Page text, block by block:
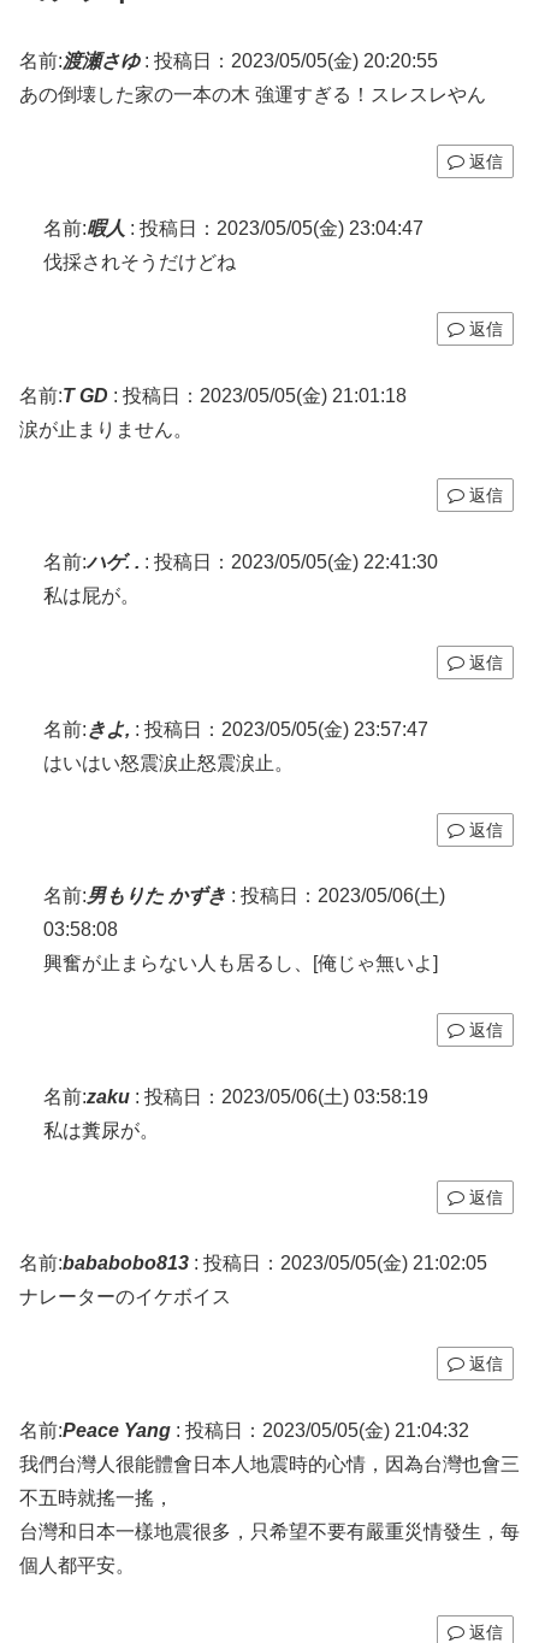
名前:渡瀬さゆ: 投稿日：2023/05/05(金) 20:20:55
あの倒壊した家の一本の木 強運すぎる！スレスレやん
返信
名前:暇人 : 投稿日：2023/05/05(金) 23:04:47
伐採されそうだけどね
返信
名前:T GD : 投稿日：2023/05/05(金) 21:01:18
涙が止まりません。
返信
名前:ハゲ. . : 投稿日：2023/05/05(金) 22:41:30
私は屁が。
返信
名前:きよ, : 投稿日：2023/05/05(金) 23:57:47
はいはい怒震涙止怒震涙止。
返信
名前:男もりた かずき : 投稿日：2023/05/06(土)
03:58:08
興奮が止まらない人も居るし、[俺じゃ無いよ]
返信
名前:zaku : 投稿日：2023/05/06(土) 03:58:19
私は糞尿が。
返信
名前:bababobo813 : 投稿日：2023/05/05(金) 21:02:05
ナレーターのイケボイス
返信
名前:Peace Yang : 投稿日：2023/05/05(金) 21:04:32
我們台灣人很能體會日本人地震時的心情，因為台灣也會三
不五時就搖一搖，
台灣和日本一樣地震很多，只希望不要有嚴重災情發生，每
個人都平安。
返信